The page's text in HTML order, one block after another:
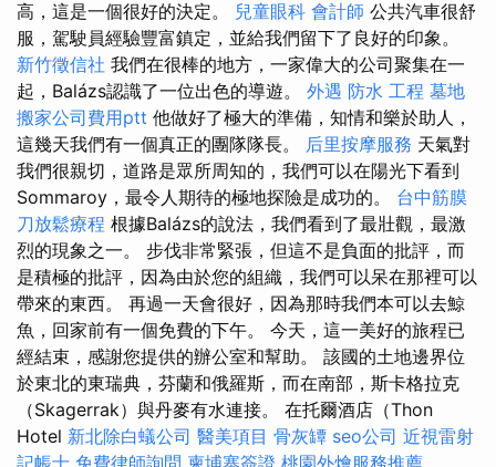
高，這是一個很好的決定。 兒童眼科 會計師 公共汽車很舒
服，駕駛員經驗豐富鎮定，並給我們留下了良好的印象。
新竹徵信社 我們在很棒的地方，一家偉大的公司聚集在一
起，Balázs認識了一位出色的導遊。 外遇 防水 工程 墓地
搬家公司費用ptt 他做好了極大的準備，知情和樂於助人，
這幾天我們有一個真正的團隊隊長。 后里按摩服務 天氣對
我們很親切，道路是眾所周知的，我們可以在陽光下看到
Sommaroy，最令人期待的極地探險是成功的。 台中筋膜
刀放鬆療程 根據Balázs的說法，我們看到了最壯觀，最激
烈的現象之一。 步伐非常緊張，但這不是負面的批評，而
是積極的批評，因為由於您的組織，我們可以呆在那裡可以
帶來的東西。 再過一天會很好，因為那時我們本可以去鯨
魚，回家前有一個免費的下午。 今天，這一美好的旅程已
經結束，感謝您提供的辦公室和幫助。 該國的土地邊界位
於東北的東瑞典，芬蘭和俄羅斯，而在南部，斯卡格拉克
（Skagerrak）與丹麥有水連接。 在托爾酒店（Thon
Hotel 新北除白蟻公司 醫美項目 骨灰罈 seo公司 近視雷射
記帳士 免費律師詢問 柬埔寨簽證 桃園外燴服務推薦